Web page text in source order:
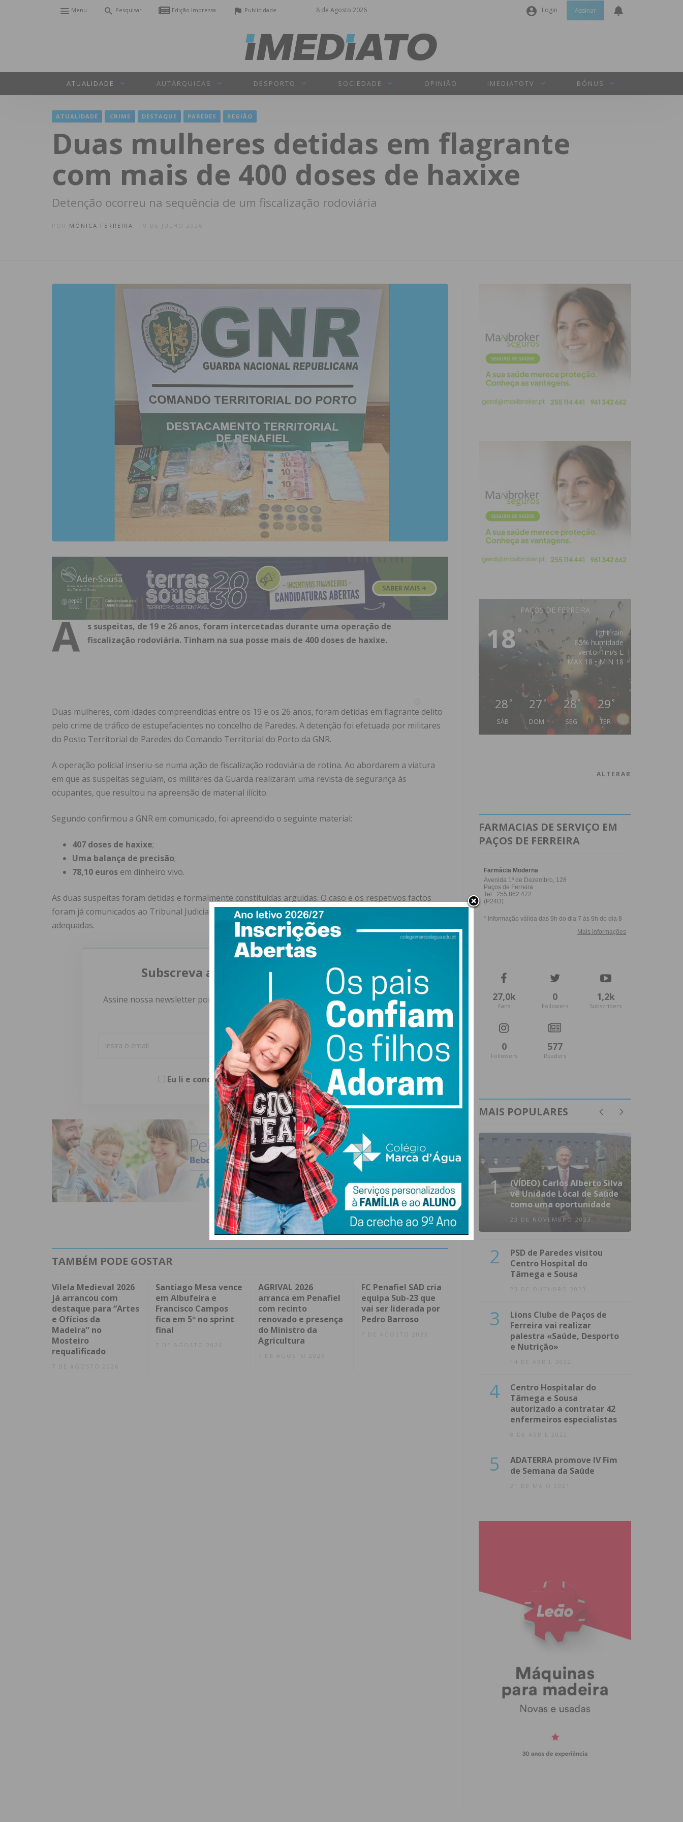
8 de Agosto 2026
Menu Pesquisar Edição Impressa Publicidade Login
Senha
INICIAR SESSÃO
Assinar
ATUALIDADE AUTÁRQUICAS DESPORTO SOCIEDADE OPINIÃO IMEDIATOTV BÓNUS
ATUALIDADE CRIME DESTAQUE PAREDES REGIÃO
Duas mulheres detidas em flagrante
com mais de 400 doses de haxixe
Detenção ocorreu na sequência de um fiscalização rodoviária
MÓNICA FERREIRA
A
s suspeitas, de 19 e 26 anos, foram intercetadas durante uma operação de
fiscalização rodoviária. Tinham na sua posse mais de 400 doses de haxixe.
Duas mulheres, com idades compreendidas entre os 19 e os 26 anos, foram detidas em flagrante delito
pelo crime de tráfico de estupefacientes no concelho de Paredes. A detenção foi efetuada por militares
do Posto Territorial de Paredes do Comando Territorial do Porto da GNR.
A operação policial inseriu-se numa ação de fiscalização rodoviária de rotina. Ao abordarem a viatura
em que as suspeitas seguiam, os militares da Guarda realizaram uma revista de segurança às
ocupantes, que resultou na apreensão de material ilícito.
Segundo confirmou a GNR em comunicado, foi apreendido o seguinte material:
407 doses de haxixe;
Uma balança de precisão;
78,10 euros em dinheiro vivo.
As duas suspeitas foram detidas e formalmente constituídas arguidas. O caso e os respetivos factos
foram já comunicados ao Tribunal Judicial de Paredes, que irá agora determinar as medidas de coação
adequadas.
Subscreva a newsletter do Imediato
Assine nossa newsletter por e-mail e obtenha de forma regular a informação
atualizada.
Eu li e concordo com ostermos e condições
TAMBÉM PODE GOSTAR
Vilela Medieval 2026
já arrancou com
destaque para “Artes
e Ofícios da
Madeira” no
Mosteiro
requalificado
7 DE AGOSTO 2026
Santiago Mesa vence
em Albufeira e
Francisco Campos
fica em 5º no sprint
final
7 DE AGOSTO 2026
AGRIVAL 2026
arranca em Penafiel
com recinto
renovado e presença
do Ministro da
Agricultura
7 DE AGOSTO 2026
FC Penafiel SAD cria
equipa Sub-23 que
vai ser liderada por
Pedro Barroso
7 DE AGOSTO 2026
PAÇOS DE FERREIRA
18°
light rain
85% humidade
vento: 1m/s E
MAX 18 • MIN 18
28 °
SÁB
27 °
DOM
28°
SEG
29 °
TER
ALTERAR
FARMACIAS DE SERVIÇO EM
PAÇOS DE FERREIRA
27,0k
Fans
0
Followers
1,2k
Subscribers
0
Followers
577
Readers
MAIS POPULARES
1
(VÍDEO) Carlos Alberto Silva
vê Unidade Local de Saúde
como uma oportunidade
23 DE NOVEMBRO 2023
2
PSD de Paredes visitou
Centro Hospital do
Tâmega e Sousa
23 DE OUTUBRO 2023
3
Lions Clube de Paços de
Ferreira vai realizar
palestra «Saúde, Desporto
e Nutrição»
14 DE ABRIL 2022
4
Centro Hospitalar do
Tâmega e Sousa
autorizado a contratar 42
enfermeiros especialistas
8 DE ABRIL 2022
5
ADATERRA promove IV Fim
de Semana da Saúde
21 DE MAIO 2021